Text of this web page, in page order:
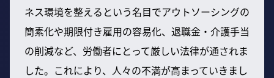
ネス環境を整えるという名目でアウトソーシングの
簡素化や期限付き雇用の容易化、退職金・介護手当
の削減など、労働者にとって厳しい法律が通されま
した。これにより、人々の不満が高まっていきまし